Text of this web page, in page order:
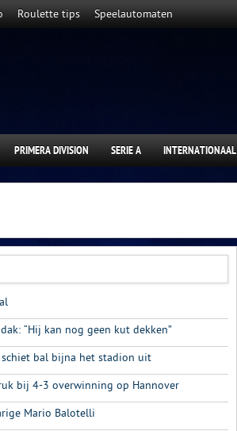
Roulette tips Speelautomaten
PRIMERA DIVISION SERIE A INTERNATIONAAL
“Hij kan nog geen kut dekken”
bal bijna het stadion uit
bij 4-3 overwinning op Hannover
Mario Balotelli